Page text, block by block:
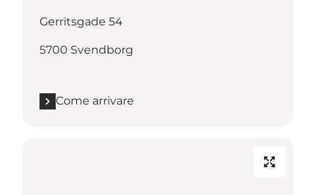
Gerritsgade 54
5700 Svendborg
Come arrivare